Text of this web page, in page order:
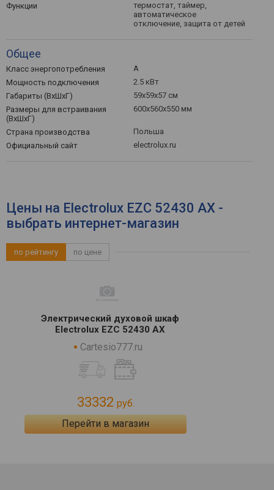
Функции
термостат, таймер,
автоматическое
отключение, защита от детей
Общее
Класс энергопотребления
A
Мощность подключения
2.5 кВт
Габариты (ВхШхГ)
59х59х57 см
Размеры для встраивания
(ВхШхГ)
600х560х550 мм
Страна производства
Польша
Официальный сайт
electrolux.ru
Цены на Electrolux EZC 52430 AX -
выбрать интернет-магазин
по рейтингу по цене
Электрический духовой шкаф
Electrolux EZC 52430 AX
Cartesio777.ru
33332 руб.
Перейти в магазин